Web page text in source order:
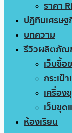
ราคา
ปฏิทินเศรษฐ
บทความ
รีวิวผลิตภัณ
เว็บซื้อ
กระเป๋
เครื่อง
เว็บขุด
ห้องเรียน